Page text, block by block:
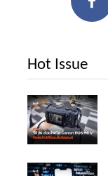
Hot Issue